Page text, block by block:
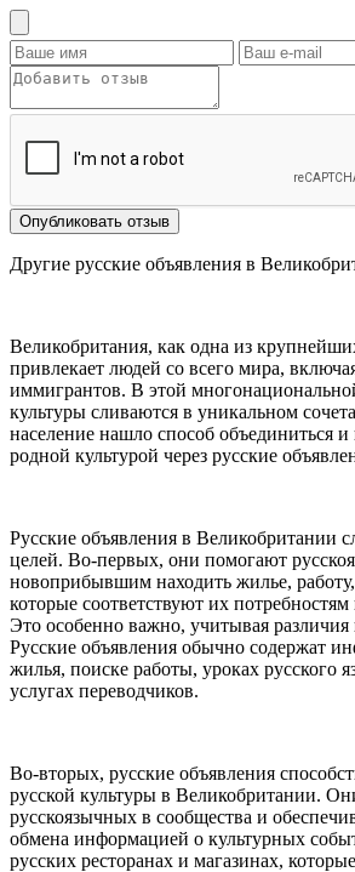
Опубликовать отзыв
Другие русские объявления в
Великобритания, как одна из
привлекает людей со всего мира,
иммигрантов. В этой
культуры сливаются в уникальном
население нашло способ объединиться и
родной культурой через русские
Русские объявления в Великобритании
целей. Во-первых, они помогают
новоприбывшим находить жилье,
которые соответствуют их
Это особенно важно, учитывая различия
Русские объявления обычно содержат
жилья, поиске работы, уроках русского
услугах переводчиков.
Во-вторых, русские объявления
русской культуры в Великобритании.
русскоязычных в сообщества и
обмена информацией о культурных
русских ресторанах и магазинах,